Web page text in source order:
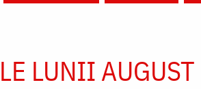
LUNII AUGUST